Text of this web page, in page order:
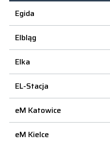
Egida
Elbląg
Elka
EL-Stacja
eM Katowice
eM Kielce